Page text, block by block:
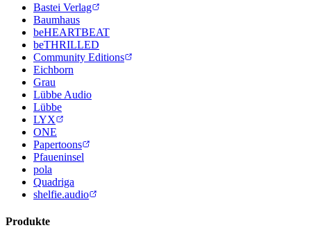
Bastei Verlag
Baumhaus
beHEARTBEAT
beTHRILLED
Community Editions
Eichborn
Grau
Lübbe Audio
Lübbe
LYX
ONE
Papertoons
Pfaueninsel
pola
Quadriga
shelfie.audio
Produkte